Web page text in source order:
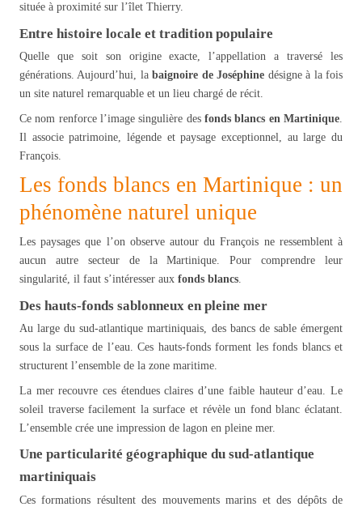
située à proximité sur l’îlet Thierry.
Entre histoire locale et tradition populaire
Quelle que soit son origine exacte, l’appellation a traversé les
générations. Aujourd’hui, labaignoire de Joséphine désigne à la fois
un site naturel remarquable et un lieu chargé de récit.
Ce nom renforce l’image singulière des fonds blancs en Martinique
Il associe patrimoine, légende et paysage exceptionnel, au large du
François.
Les fonds blancs en Martinique : un
phénomène naturel unique
Les paysages que l’on observe autour du François ne ressemblent à
aucun autre secteur de la Martinique. Pour comprendre leur
singularité, il faut s’intéresser aux fonds blancs.
Des hauts-fonds sablonneux en pleine mer
Au large du sud-atlantique martiniquais, des bancs de sable émergent
sous la surface de l’eau. Ces hauts-fonds forment les fonds blancs et
structurent l’ensemble de la zone maritime.
La mer recouvre ces étendues claires d’une faible hauteur d’eau. Le
soleil traverse facilement la surface et révèle un fond blanc éclatant.
L’ensemble crée une impression de lagon en pleine mer.
Une particularité géographique du sud-atlantique
martiniquais
Ces formations résultent des mouvements marins et des dépôts de